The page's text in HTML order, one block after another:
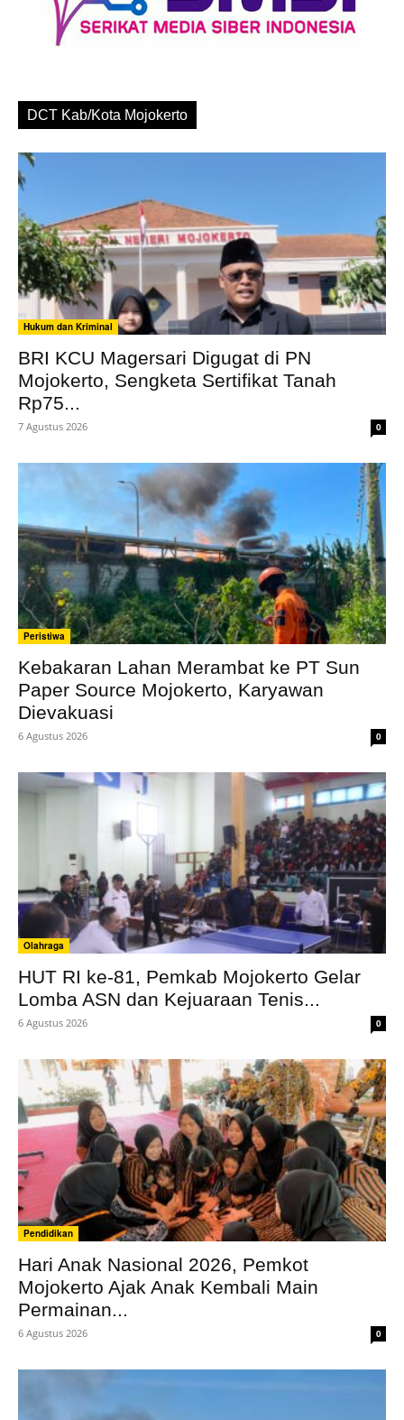
DCT Kab/Kota Mojokerto
Hukum dan Kriminal
BRI KCU Magersari Digugat di PN
Mojokerto, Sengketa Sertifikat Tanah
Rp75...
7 Agustus 2026 0
Peristiwa
Kebakaran Lahan Merambat ke PT Sun
Paper Source Mojokerto, Karyawan
Dievakuasi
6 Agustus 2026 0
Olahraga
HUT RI ke-81, Pemkab Mojokerto Gelar
Lomba ASN dan Kejuaraan Tenis...
6 Agustus 2026 0
Pendidikan
Hari Anak Nasional 2026, Pemkot
Mojokerto Ajak Anak Kembali Main
Permainan...
6 Agustus 2026 0